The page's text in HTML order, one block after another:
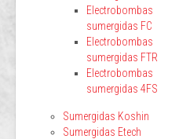
Electrobombas
sumergidas FC
Electrobombas
sumergidas FTR
Electrobombas
sumergidas 4FS
Sumergidas Koshin
Sumergidas Etech